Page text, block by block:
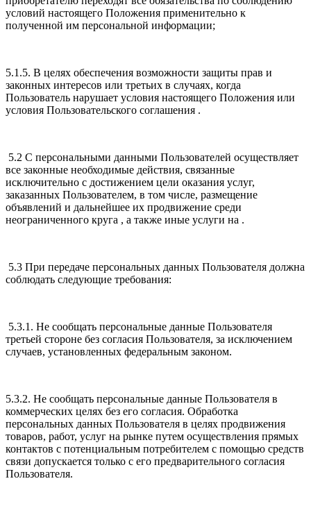
условий настоящего Положения применительно к
полученной им персональной информации;
5.1.5. В целях обеспечения возможности защиты прав и
законных интересов или третьих в случаях, когда
Пользователь нарушает условия настоящего Положения или
условия Пользовательского соглашения .
5.2 С персональными данными Пользователей осуществляет
все законные необходимые действия, связанные
исключительно с достижением цели оказания услуг,
заказанных Пользователем, в том числе, размещение
объявлений и дальнейшее их продвижение среди
неограниченного круга , а также иные услуги на .
5.3 При передаче персональных данных Пользователя должна
соблюдать следующие требования:
5.3.1. Не сообщать персональные данные Пользователя
третьей стороне без согласия Пользователя, за исключением
случаев, установленных федеральным законом.
5.3.2. Не сообщать персональные данные Пользователя в
коммерческих целях без его согласия. Обработка
персональных данных Пользователя в целях продвижения
товаров, работ, услуг на рынке путем осуществления прямых
контактов с потенциальным потребителем с помощью средств
связи допускается только с его предварительного согласия
Пользователя.